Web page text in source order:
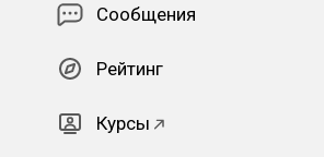
Сообщения
Рейтинг
Курсы